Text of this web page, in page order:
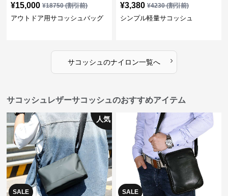
¥15,000 ¥18750(割引前)
アウトドア用サコッシュバッグ
¥3,380 ¥4230(割引前)
シンプル軽量サコッシュ
サコッシュ のナイロン一覧へ ›
サコッシュレザーサコッシュのおすすめアイテム
SALE
人気
SALE